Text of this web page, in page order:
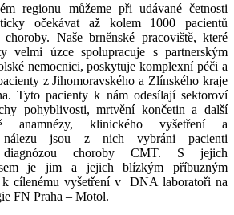
regionu můžeme při udávané četnosti
očekávat až kolem 1000 pacientů
Naše brněnské pracoviště, které
velmi úzce spolupracuje s partnerským
nemocnici, poskytuje komplexní péči a
z Jihomoravského a Zlínského kraje
Tyto pacienty k nám odesílají sektoroví
pohyblivosti, mrtvění končetin a další
anamnézy, klinického vyšetření a
nálezu jsou z nich vybráni pacienti
diagnózou choroby CMT. S jejich
je jim a jejich blízkým příbuzným
k cílenému vyšetření v DNA laboratoři na
FN Praha – Motol.